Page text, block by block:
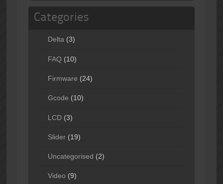
Categories
Delta(3)
FAQ (10)
Firmware (24)
Gcode (10)
LCD(3)
Slider(19)
Uncategorised (2)
Video (9)